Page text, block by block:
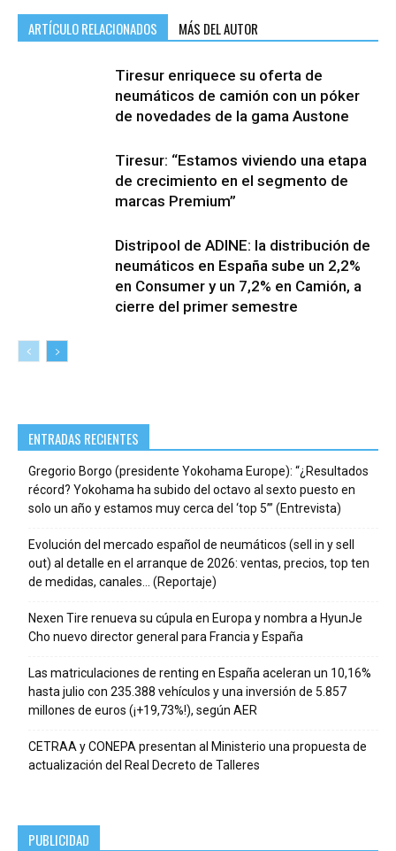
ARTÍCULO RELACIONADOS MÁS DEL AUTOR
Tiresur enriquece su oferta de
neumáticos de camión con un póker
de novedades de la gama Austone
Tiresur: “Estamos viviendo una etapa
de crecimiento en el segmento de
marcas Premium”
Distripool de ADINE: la distribución de
neumáticos en España sube un 2,2%
en Consumer y un 7,2% en Camión, a
cierre del primer semestre
ENTRADAS RECIENTES
Gregorio Borgo (presidente Yokohama Europe): “¿Resultados
récord? Yokohama ha subido del octavo al sexto puesto en
solo un año y estamos muy cerca del ‘top 5’” (Entrevista)
Evolución del mercado español de neumáticos (sell in y sell
out) al detalle en el arranque de 2026: ventas, precios, top ten
de medidas, canales… (Reportaje)
Nexen Tire renueva su cúpula en Europa y nombra a HyunJe
Cho nuevo director general para Francia y España
Las matriculaciones de renting en España aceleran un 10,16%
hasta julio con 235.388 vehículos y una inversión de 5.857
millones de euros (¡+19,73%!), según AER
CETRAA y CONEPA presentan al Ministerio una propuesta de
actualización del Real Decreto de Talleres
PUBLICIDAD